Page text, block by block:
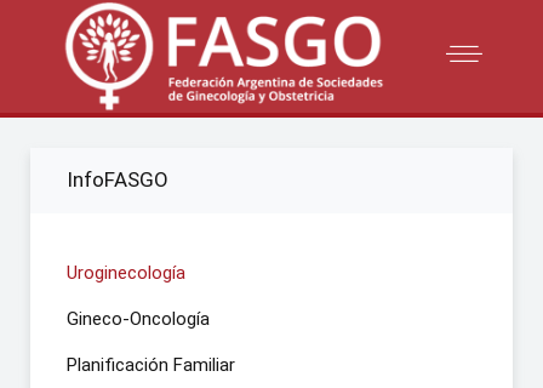
InfoFASGO
Uroginecología
Gineco-Oncología
Planificación Familiar